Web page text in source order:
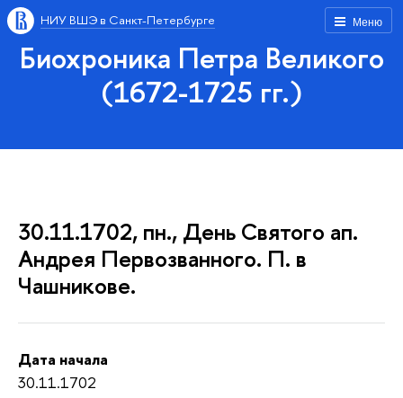
Меню
НИУ ВШЭ в Санкт-Петербурге
Биохроника Петра Великого
(1672-1725 гг.)
30.11.1702, пн., День Святого ап.
Андрея Первозванного. П. в
Чашникове.
Дата начала
30.11.1702